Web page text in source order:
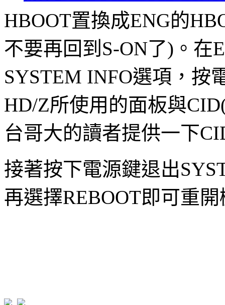
HBOOT置換成ENG的
不要再回到S-ON了)。在
SYSTEM INFO選項，按
HD/Z所使用的面板與
台哥大的讀者提供一下
接著按下電源鍵退出
再選擇REBOOT即可重開